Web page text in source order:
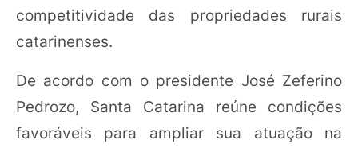
competitividade das propriedades rurais
catarinenses.
De acordo com o presidente José Zeferino
Pedrozo, Santa Catarina reúne condições
favoráveis para ampliar sua atuação na